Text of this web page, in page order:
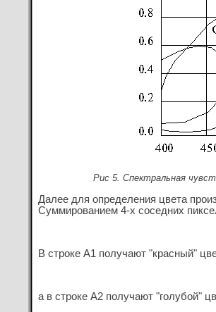
Рис 5. Спектральная
Далее для определения цвета
Суммированием 4-х соседних
В строке A1 получают "красный"
а в строке A2 получают "голубой"